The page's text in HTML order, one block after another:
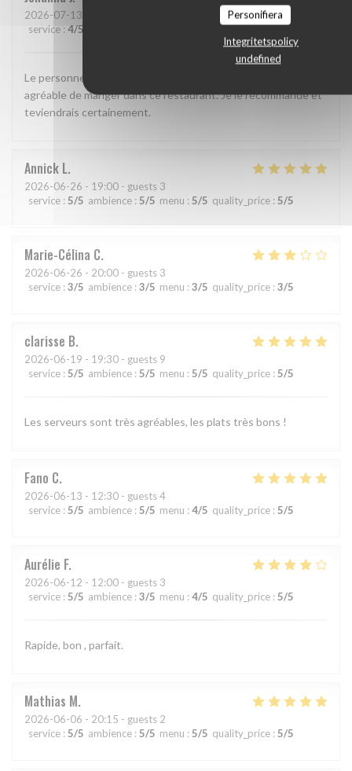
Personifiera
Integritetspolicy
undefined
2026-07-13
service : 4/5 quality_price:5/5
Le personnel est agréable,on mange bien et c'est très
agréable de manger dans ce restaurant. Je le recommande et
teviendrais certainement.
Annick L
2026-06-26 - 19:00 - guests 3
service : 5/5 ambience : 5/5 menu : 5/5 quality_price : 5/5
Marie-Célina C
2026-06-26 - 20:00 - guests 3
service : 3/5 ambience : 3/5 menu : 3/5 quality_price : 3/5
clarisse B
2026-06-19 - 19:30 - guests 9
service : 5/5 ambience : 5/5 menu : 5/5 quality_price : 5/5
Les serveurs sont très agréables, les plats très bons !
Fano C
2026-06-13 - 12:30 - guests 4
service : 5/5 ambience : 5/5 menu : 4/5 quality_price : 5/5
Aurélie F
2026-06-12 - 12:00 - guests 3
service : 5/5 ambience : 3/5 menu : 4/5 quality_price : 5/5
Rapide, bon , parfait.
Mathias M
2026-06-06 - 20:15 - guests 2
service : 5/5 ambience : 5/5 menu : 5/5 quality_price : 5/5